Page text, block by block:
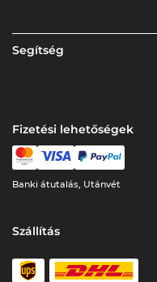
Segítség
Fizetési lehetőségek
Banki átutalás, Utánvét
Szállítás